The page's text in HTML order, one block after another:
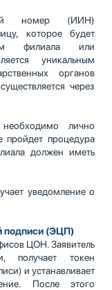
номер (ИИН)
которое будет
филиала или
уникальным
органов
через
лично
процедура
должен иметь
уведомление о
подписи (ЭЦП)
ЦОН. Заявитель
получает токен
и устанавливает
После этого